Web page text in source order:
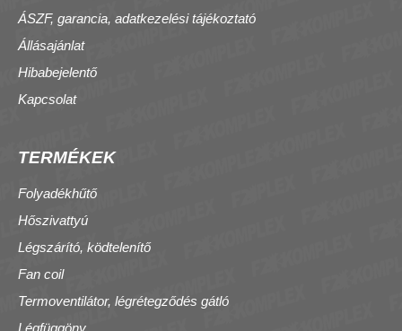
ÁSZF, garancia, adatkezelési tájékoztató
Állásajánlat
Hibabejelentő
Kapcsolat
TERMÉKEK
Folyadékhűtő
Hőszivattyú
Légszárító, ködtelenítő
Fan coil
Termoventilátor, légrétegződés gátló
Légfüggöny